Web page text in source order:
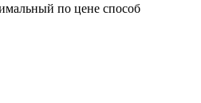
по цене способ